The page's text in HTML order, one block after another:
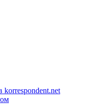
korrespondent.net